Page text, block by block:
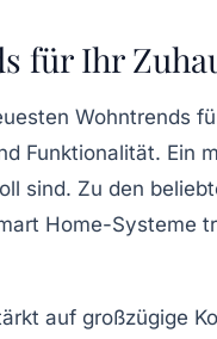
für Ihr
Wohntrends
Funktionalität. Ein
sind. Zu den
Home-Systeme
auf großzügige